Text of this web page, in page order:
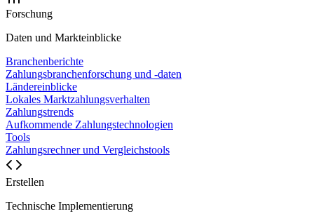
Forschung
Daten und Markteinblicke
Branchenberichte
Zahlungsbranchenforschung und -daten
Ländereinblicke
Lokales Marktzahlungsverhalten
Zahlungstrends
Aufkommende Zahlungstechnologien
Tools
Zahlungsrechner und Vergleichstools
Erstellen
Technische Implementierung